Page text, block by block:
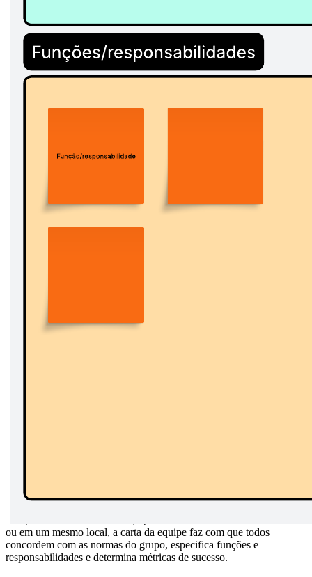
ou em um mesmo local, a carta da equipe faz com que todos
concordem com as normas do grupo, especifica funções e
responsabilidades e determina métricas de sucesso.